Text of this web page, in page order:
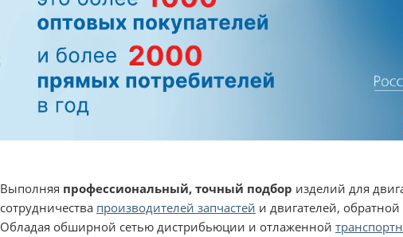
Выполняя профессиональный, точный подбор изделий для
сотрудничества производителей запчастей и двигателей,
Обладая обширной сетью дистрибьюции и отлаженной